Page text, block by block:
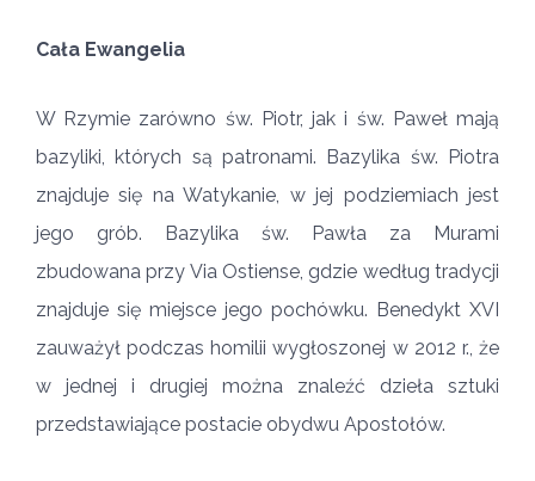
Cała Ewangelia
W Rzymie zarówno św. Piotr, jak i św. Paweł mają
bazyliki, których są patronami. Bazylika św. Piotra
znajduje się na Watykanie, w jej podziemiach jest
jego grób. Bazylika św. Pawła za Murami
zbudowana przy Via Ostiense, gdzie według tradycji
znajduje się miejsce jego pochówku. Benedykt XVI
zauważył podczas homilii wygłoszonej w 2012 r., że
w jednej i drugiej można znaleźć dzieła sztuki
przedstawiające postacie obydwu Apostołów.